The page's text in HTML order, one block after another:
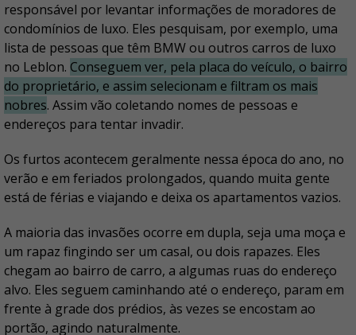
responsável por levantar informações de moradores de
condomínios de luxo. Eles pesquisam, por exemplo, uma
lista de pessoas que têm BMW ou outros carros de luxo
no Leblon. Conseguem ver, pela placa do veículo, o bairro
do proprietário, e assim selecionam e filtram os mais
nobres. Assim vão coletando nomes de pessoas e
endereços para tentar invadir.
Os furtos acontecem geralmente nessa época do ano, no
verão e em feriados prolongados, quando muita gente
está de férias e viajando e deixa os apartamentos vazios.
A maioria das invasões ocorre em dupla, seja uma moça e
um rapaz fingindo ser um casal, ou dois rapazes. Eles
chegam ao bairro de carro, a algumas ruas do endereço
alvo. Eles seguem caminhando até o endereço, param em
frente à grade dos prédios, às vezes se encostam ao
portão, agindo naturalmente.